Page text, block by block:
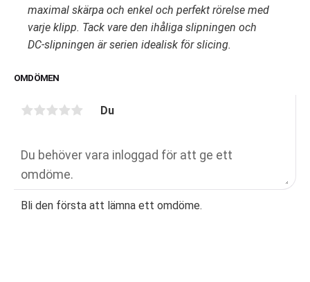
maximal skärpa och enkel och perfekt rörelse med
varje klipp. Tack vare den ihåliga slipningen och
DC-slipningen är serien idealisk för slicing.
OMDÖMEN
Du
Bli den första att lämna ett omdöme.